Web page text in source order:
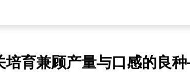
培育兼顾产量与口感的良